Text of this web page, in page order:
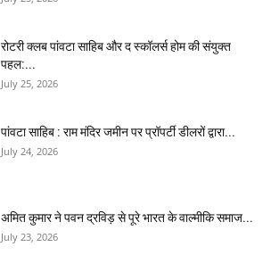
​रोटरी क्लब पांवटा साहिब और द स्कॉलर्स होम की संयुक्त
पहल:...
July 25, 2026
पांवटा साहिब : राम मंदिर जमीन पर प्रॉपर्टी डीलरों द्वारा...
July 24, 2026
अमित कुमार ने पवन द्रविड़ से पूरे भारत के वाल्मीकि समाज...
July 23, 2026